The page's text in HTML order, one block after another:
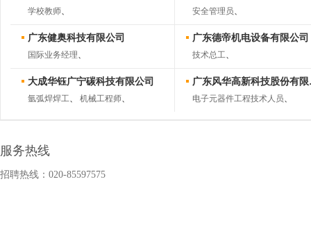
学校教师、 安全管理员、
广东健奥科技有限公司
国际业务经理、
广东德帝机电设备有限公司
技术总工、
大成华钰广宁碳科技有限公司
氩弧焊焊工、 机械工程师、
广
电子元器件工程技术人员、
服务热线
招聘热线：020-85597575